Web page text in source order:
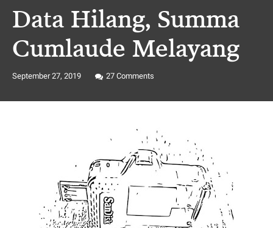
Data Hilang, Summa
Cumlaude Melayang
September 27, 2019 27 Comments